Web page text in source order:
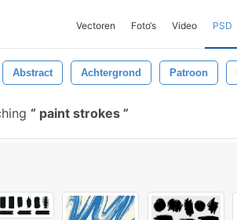
Vectoren Foto‘s Video PSD
Abstract Achtergrond Patroon
paint strokes